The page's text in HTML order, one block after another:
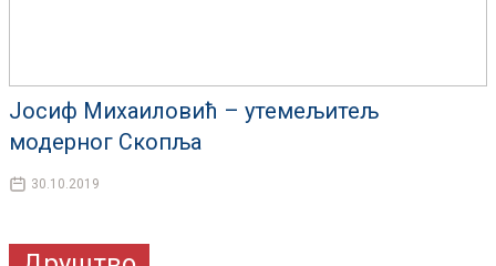
Јосиф Михаиловић – утемељитељ
модерног Скопља
30.10.2019